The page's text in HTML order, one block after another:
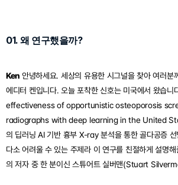
01. 왜 연구했을까?
Ken 안녕하세요. 세상의 유용한 시그널을 찾아 여러분
에디터 켄입니다. 오늘 포착한 신호는 미국에서 왔습
effectiveness of opportunistic osteoporosis
radiographs with deep learning in the United
의 딥러닝 AI 기반 흉부 X-ray 분석을 통한 골다공증 선
다소 어려울 수 있는 주제라 이 연구를 친절하게 설명
의 저자 중 한 분이신 스튜어트 실버맨(Stuart